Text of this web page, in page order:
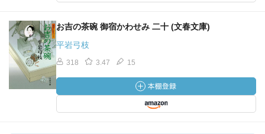
お吉の茶碗 御宿かわせみ 二十 (文春文庫)
平岩弓枝
318 3.47 15